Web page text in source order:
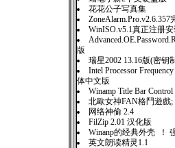
花花公子写真集
ZoneAlarm.Pro.v2.6.357
WinISO.v5.1真正注册
版
瑞星2002 13.16版(密
Intel Processor
体中文版
Winamp Title Bar
北歐女神FAN格鬥遊戲
网络神偷 2.4
FilZip 2.01 汉化版
Winanp的经典外壳 ！
英文朗读精灵1.1